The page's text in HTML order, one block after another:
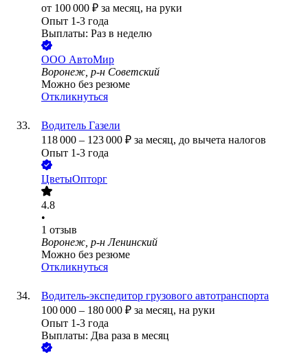
от 100 000 ₽ за месяц, на руки
Опыт 1-3 года
Выплаты: Раз в неделю
ООО АвтоМир
Воронеж, р-н Советский
Можно без резюме
Откликнуться
Водитель Газели
118 000 – 123 000 ₽ за месяц, до вычета налогов
Опыт 1-3 года
ЦветыОпторг
4.8
•
1 отзыв
Воронеж, р-н Ленинский
Можно без резюме
Откликнуться
Водитель-экспедитор грузового автотранспорта
100 000 – 180 000 ₽ за месяц, на руки
Опыт 1-3 года
Выплаты: Два раза в месяц